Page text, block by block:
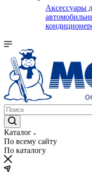
Аксессуары
Каталог
По всему сайту
По каталогу